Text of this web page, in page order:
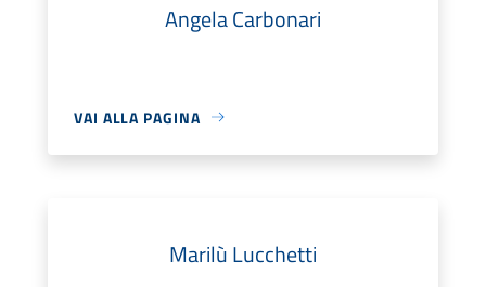
Angela Carbonari
VAI ALLA PAGINA
Marilù Lucchetti